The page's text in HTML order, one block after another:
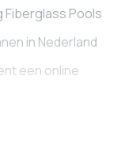
Pools
in Nederland
een online